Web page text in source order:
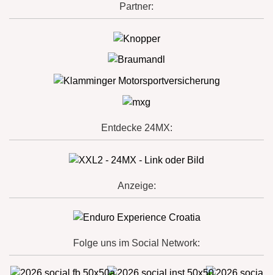
Partner:
Entdecke 24MX:
Anzeige:
Folge uns im Social Network: